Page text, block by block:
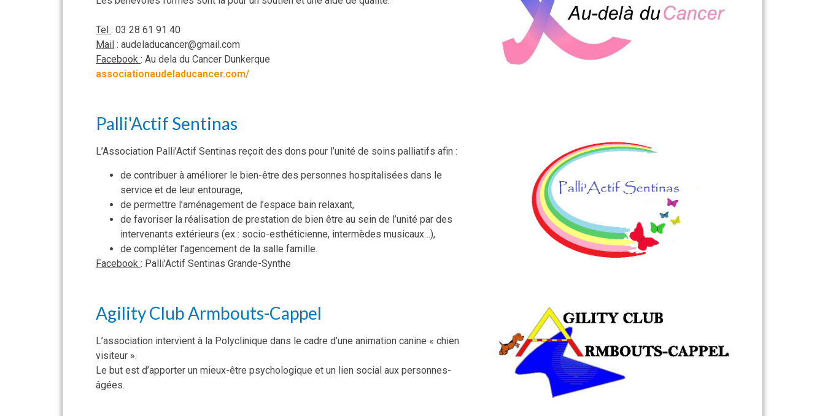
Tel: 03 28 61 91 40
Mail : audeladucancer@gmail.com
Facebook: Au dela du Cancer Dunkerque
associationaudeladucancer.com/
Palli'Actif Sentinas
L’Association Palli’Actif Sentinas reçoit des dons pour l’unité de soins palliatifs afin :
de contribuer à améliorer le bien-être des personnes hospitalisées dans le
service et de leur entourage,
de permettre l’aménagement de l’espace bain relaxant,
de favoriser la réalisation de prestation de bien être au sein de l’unité par des
intervenants extérieurs (ex : socio-esthéticienne, intermèdes musicaux…),
de compléter l’agencement de la salle famille.
Facebook: Palli’Actif Sentinas Grande-Synthe
Agility Club Armbouts-Cappel
L’association intervient à la Polyclinique dans le cadre d’une animation canine « chien
visiteur ».
Le but est d’apporter un mieux-être psychologique et un lien social aux personnes-
âgées.